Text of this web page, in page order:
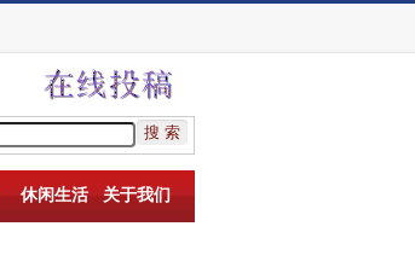
休闲生活 关于我们